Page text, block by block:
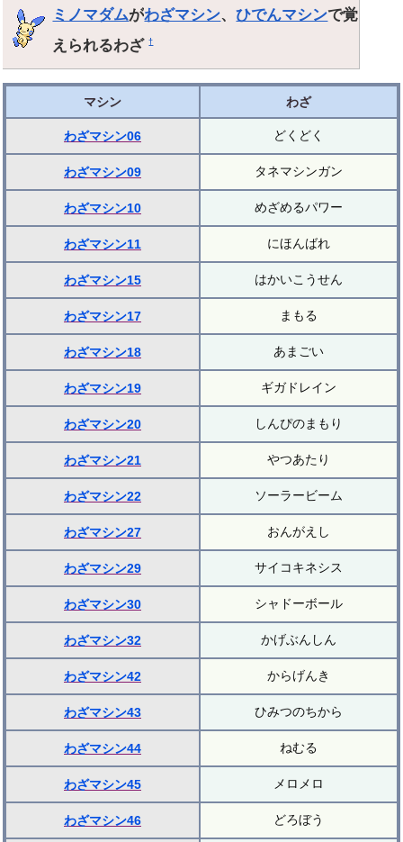
ミノマダムがわざマシン、ひでんマシンで覚
えられるわざ†
マシン わざ
わざマシン06 どくどく
わざマシン09 タネマシンガン
わざマシン10 めざめるパワー
わざマシン11 にほんばれ
わざマシン15 はかいこうせん
わざマシン17 まもる
わざマシン18 あまごい
わざマシン19 ギガドレイン
わざマシン20 しんぴのまもり
わざマシン21 やつあたり
わざマシン22 ソーラービーム
わざマシン27 おんがえし
わざマシン29 サイコキネシス
わざマシン30 シャドーボール
わざマシン32 かげぶんしん
わざマシン42 からげんき
わざマシン43 ひみつのちから
わざマシン44 ねむる
わざマシン45 メロメロ
わざマシン46 どろぼう